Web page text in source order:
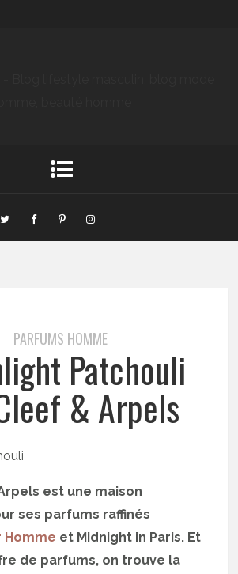
PARFUMS HOMME
Patchouli
& Arpels
est une maison
ses parfums raffinés
Homme et Midnight in Paris. Et
de parfums, on trouve la